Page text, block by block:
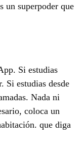
un superpoder que
Si estudias
Si estudias desde
Nada ni
coloca un
que diga